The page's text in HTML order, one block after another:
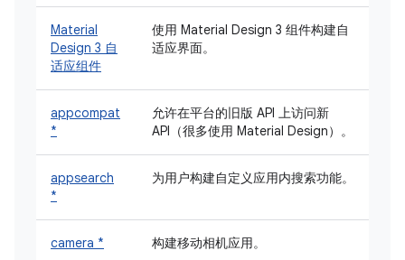
Material
Design 3 自
适应组件
使用 Material Design 3 组件构建自
适应界面。
appcompat
*
允许在平台的旧版 API 上访问新
API（很多使用 Material Design）。
appsearch
*
为用户构建自定义应用内搜索功能。
camera * 构建移动相机应用。